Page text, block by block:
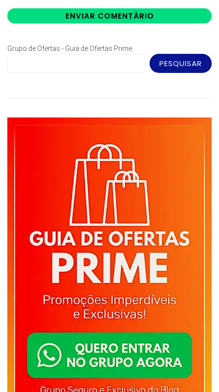
Grupo de Ofertas - Guia de Ofertas Prime
PESQUISAR